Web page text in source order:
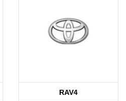
RAV4